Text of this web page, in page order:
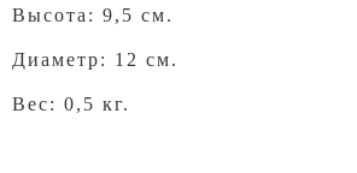
Высота: 9,5 см.
Диаметр: 12 см.
Вес: 0,5 кг.